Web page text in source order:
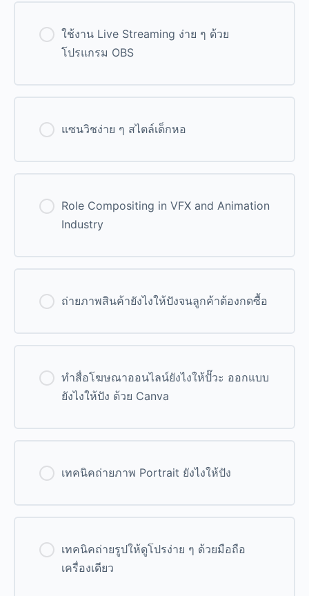
ใช้งาน Live Streaming ง่าย ๆ ด้วย
โปรแกรม OBS
0% Complete 0/0 Steps
แซนวิชง่าย ๆ สไตล์เด็กหอ
0% Complete 0/0 Steps
Role Compositing in VFX and Animation
Industry
0% Complete 0/0 Steps
ถ่ายภาพสินค้ายังไงให้ปังจนลูกค้าต้องกดซื้อ
0% Complete 0/0 Steps
ทำสื่อโฆษณาออนไลน์ยังไงให้ปั๊วะ ออกแบบ
ยังไงให้ปัง ด้วย Canva
0% Complete 0/0 Steps
เทคนิคถ่ายภาพ Portrait ยังไงให้ปัง
0% Complete 0/0 Steps
เทคนิคถ่ายรูปให้ดูโปรง่าย ๆ ด้วยมือถือ
เครื่องเดียว